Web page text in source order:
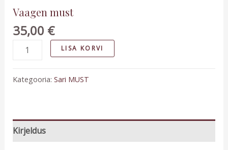
Vaagen must
35,00 €
LISA KORVI
Kategooria: Sari MUST
Kirjeldus